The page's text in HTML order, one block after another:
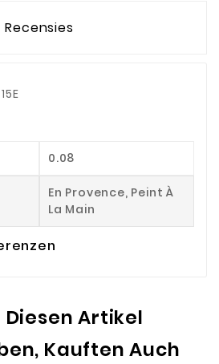
Recensies
0.08
En Provence, Peint À
La Main
Diesen Artikel
Kauften Auch